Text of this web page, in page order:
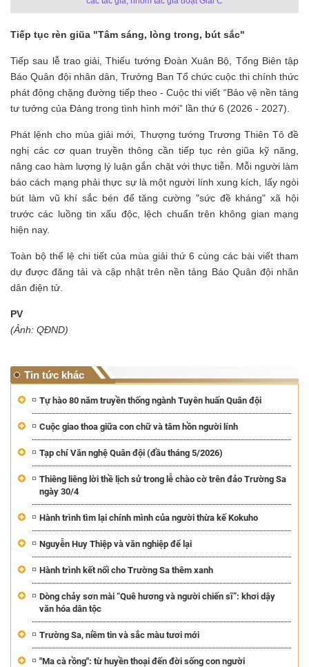
Tiếp tục rèn giũa "Tâm sáng, lòng trong, bút sắc"
Tiếp sau lễ trao giải, Thiếu tướng Đoàn Xuân Bộ, Tổng Biên tập
Báo Quân đội nhân dân, Trưởng Ban Tổ chức cuộc thi chính thức
phát động chặng đường tiếp theo - Cuộc thi viết “Bảo vệ nền tảng
tư tưởng của Đảng trong tình hình mới” lần thứ 6 (2026 - 2027).
Phát lệnh cho mùa giải mới, Thượng tướng Trương Thiên Tô đề
nghị các cơ quan truyền thông cần tiếp tục rèn giũa kỹ năng,
nâng cao hàm lượng lý luận gắn chặt với thực tiễn. Mỗi người làm
báo cách mạng phải thực sự là một người lính xung kích, lấy ngòi
bút làm vũ khí sắc bén để tăng cường "sức đề kháng" xã hội
trước các luồng tin xấu độc, lệch chuẩn trên không gian mạng
hiện nay.
Toàn bộ thể lệ chi tiết của mùa giải thứ 6 cùng các bài viết tham
dự được đăng tải và cập nhật trên nền tảng Báo Quân đội nhân
dân điện tử.
PV
(Ảnh: QĐND)
Tin tức khác
Tự hào 80 năm truyền thống ngành Tuyên huấn Quân đội
Cuộc giao thoa giữa con chữ và tâm hồn người lính
Tạp chí Văn nghệ Quân đội (đầu tháng 5/2026)
Thiêng liêng lời thề lịch sử trong lễ chào cờ trên đảo Trường Sa
ngày 30/4
Hành trình tìm lại chính mình của người thừa kế Kokuho
Nguyễn Huy Thiệp và văn nghiệp để lại
Hành trình kết nối cho Trường Sa thêm xanh
Dòng chảy sơn mài “Quê hương và người chiến sĩ”: khơi dậy
văn hóa dân tộc
Trường Sa, niềm tin và sắc màu tươi mới
"Ma cà rồng": từ huyền thoại đến đời sống con người